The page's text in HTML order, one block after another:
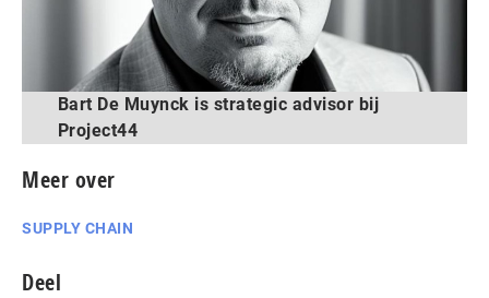
Bart De Muynck is strategic advisor bij
Project44
Meer over
SUPPLY CHAIN
Deel